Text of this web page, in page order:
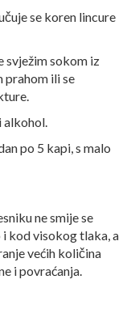
se koren lincure
svježim sokom iz
prahom ili se
alkohol.
po 5 kapi, s malo
ne smije se
kod visokog tlaka, a
većih količina
i povraćanja.